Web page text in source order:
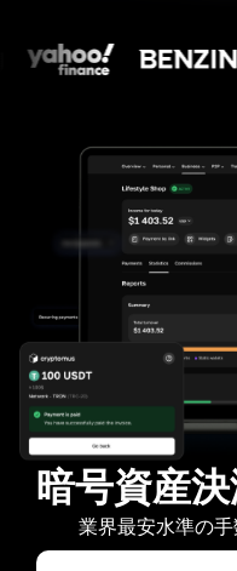
暗号資産
業界最安水準の